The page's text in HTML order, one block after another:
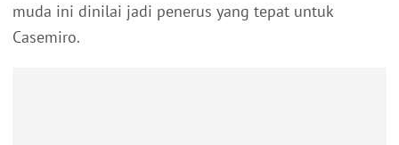
muda ini dinilai jadi penerus yang tepat untuk
Casemiro.